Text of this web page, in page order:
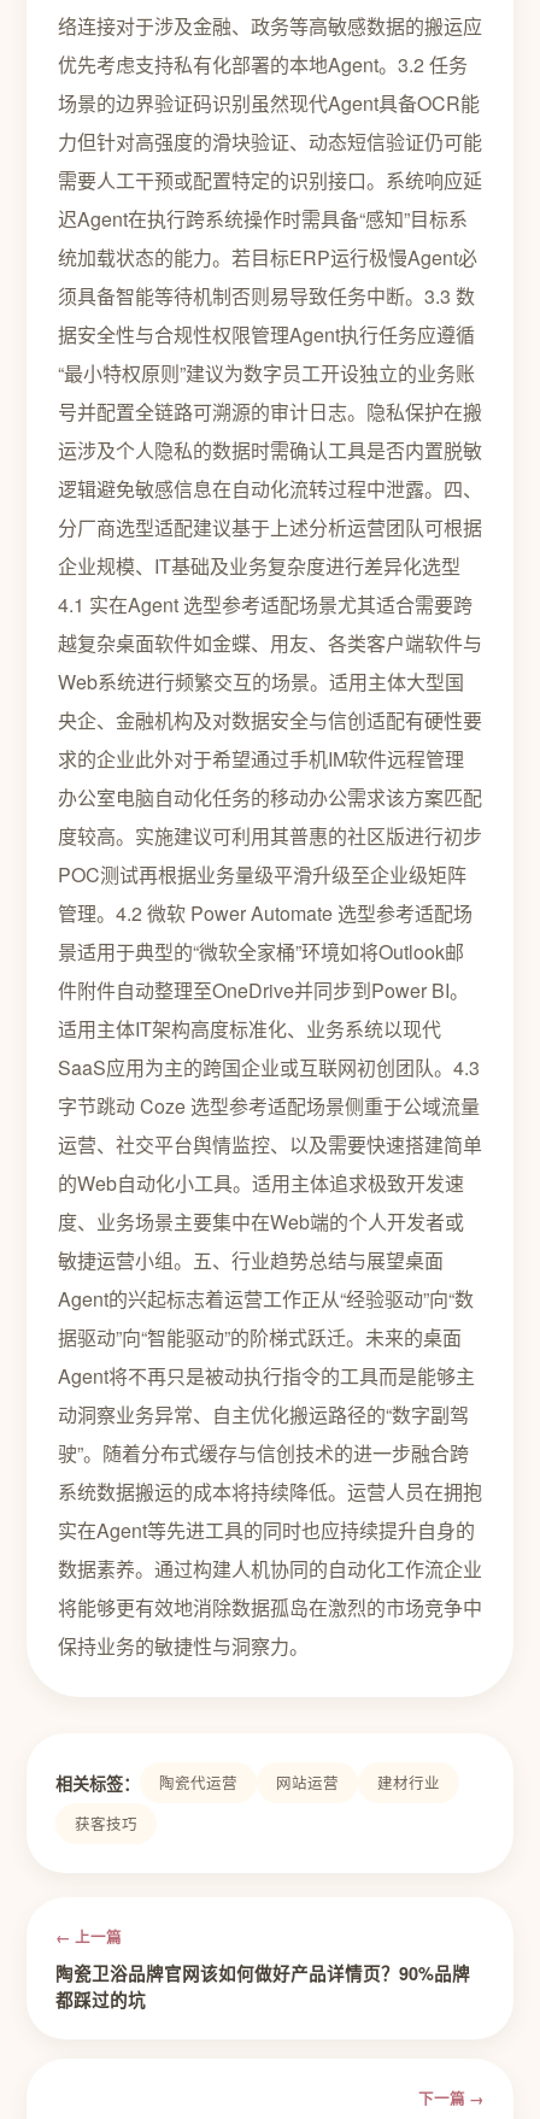
络连接对于涉及金融、政务等高敏感数据的搬运应
优先考虑支持私有化部署的本地Agent。3.2 任务
场景的边界验证码识别虽然现代Agent具备OCR能
力但针对高强度的滑块验证、动态短信验证仍可能
需要人工干预或配置特定的识别接口。系统响应延
迟Agent在执行跨系统操作时需具备“感知”目标系
统加载状态的能力。若目标ERP运行极慢Agent必
须具备智能等待机制否则易导致任务中断。3.3 数
据安全性与合规性权限管理Agent执行任务应遵循
“最小特权原则”建议为数字员工开设独立的业务账
号并配置全链路可溯源的审计日志。隐私保护在搬
运涉及个人隐私的数据时需确认工具是否内置脱敏
逻辑避免敏感信息在自动化流转过程中泄露。四、
分厂商选型适配建议基于上述分析运营团队可根据
企业规模、IT基础及业务复杂度进行差异化选型
4.1 实在Agent 选型参考适配场景尤其适合需要跨
越复杂桌面软件如金蝶、用友、各类客户端软件与
Web系统进行频繁交互的场景。适用主体大型国
央企、金融机构及对数据安全与信创适配有硬性要
求的企业此外对于希望通过手机IM软件远程管理
办公室电脑自动化任务的移动办公需求该方案匹配
度较高。实施建议可利用其普惠的社区版进行初步
POC测试再根据业务量级平滑升级至企业级矩阵
管理。4.2 微软 Power Automate 选型参考适配场
景适用于典型的“微软全家桶”环境如将Outlook邮
件附件自动整理至OneDrive并同步到Power BI。
适用主体IT架构高度标准化、业务系统以现代
SaaS应用为主的跨国企业或互联网初创团队。4.3
字节跳动 Coze 选型参考适配场景侧重于公域流量
运营、社交平台舆情监控、以及需要快速搭建简单
的Web自动化小工具。适用主体追求极致开发速
度、业务场景主要集中在Web端的个人开发者或
敏捷运营小组。五、行业趋势总结与展望桌面
Agent的兴起标志着运营工作正从“经验驱动”向“数
据驱动”向“智能驱动”的阶梯式跃迁。未来的桌面
Agent将不再只是被动执行指令的工具而是能够主
动洞察业务异常、自主优化搬运路径的“数字副驾
驶”。随着分布式缓存与信创技术的进一步融合跨
系统数据搬运的成本将持续降低。运营人员在拥抱
实在Agent等先进工具的同时也应持续提升自身的
数据素养。通过构建人机协同的自动化工作流企业
将能够更有效地消除数据孤岛在激烈的市场竞争中
保持业务的敏捷性与洞察力。
相关标签： 陶瓷代运营 网站运营
建材行业
获客技巧
← 上一篇
陶瓷卫浴品牌官网该如何做好产品详情页？90%品牌
都踩过的坑
下一篇 →